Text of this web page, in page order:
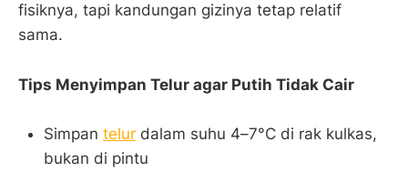
fisiknya, tapi kandungan gizinya tetap relatif
sama.
Tips Menyimpan Telur agar Putih Tidak Cair
Simpan telur dalam suhu 4–7°C di rak kulkas,
bukan di pintu